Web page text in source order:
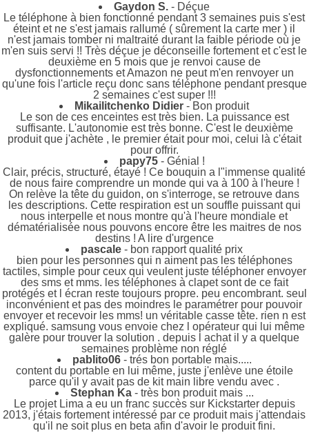
Gaydon S. - Déçue
Le téléphone à bien fonctionné pendant 3 semaines puis s'est
éteint et ne s'est jamais rallumé ( sûrement la carte mer ) il
n'est jamais tomber ni maltraité durant la faible période où je
m'en suis servi !! Très déçue je déconseille fortement et c'est le
deuxième en 5 mois que je renvoi cause de
dysfonctionnements et Amazon ne peut m'en renvoyer un
qu'une fois l'article reçu donc sans téléphone pendant presque
2 semaines c'est super !!!
Mikailitchenko Didier - Bon produit
Le son de ces enceintes est très bien. La puissance est
suffisante. L'autonomie est très bonne. C'est le deuxième
produit que j'achète , le premier était pour moi, celui là c'était
pour offrir.
papy75- Génial !
Clair, précis, structuré, étayé ! Ce bouquin a l"immense qualité
de nous faire comprendre un monde qui va à 100 à l'heure !
On relève la tête du guidon, on s'interroge, se retrouve dans
les descriptions. Cette respiration est un souffle puissant qui
nous interpelle et nous montre qu'à l'heure mondiale et
dématérialisée nous pouvons encore être les maitres de nos
destins ! A lire d'urgence
pascale - bon rapport qualité prix
bien pour les personnes qui n aiment pas les téléphones
tactiles, simple pour ceux qui veulent juste téléphoner envoyer
des sms et mms. les téléphones à clapet sont de ce fait
protégés et l écran reste toujours propre. peu encombrant. seul
inconvénient et pas des moindres le paramétrer pour pouvoir
envoyer et recevoir les mms! un véritable casse tête. rien n est
expliqué. samsung vous envoie chez l opérateur qui lui même
galère pour trouver la solution . depuis l achat il y a quelque
semaines problème non réglé
pablito06- trés bon portable mais.....
content du portable en lui même, juste j'enlève une étoile
parce qu'il y avait pas de kit main libre vendu avec .
Stephan Ka- très bon produit mais ...
Le projet Lima a eu un franc succès sur Kickstarter depuis
2013, j'étais fortement intéressé par ce produit mais j'attendais
qu'il ne soit plus en beta afin d'avoir le produit fini.